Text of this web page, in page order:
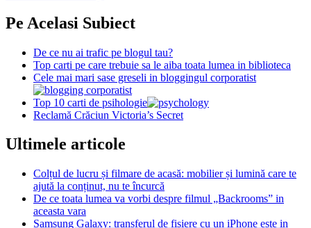
Pe Acelasi Subiect
De ce nu ai trafic pe blogul tau?
Top carti pe care trebuie sa le aiba toata lumea in biblioteca
Cele mai mari sase greseli in bloggingul corporatist
Top 10 carti de psihologie
Reclamă Crăciun Victoria’s Secret
Ultimele articole
Colțul de lucru și filmare de acasă: mobilier și lumină care te
ajută la conținut, nu te încurcă
De ce toata lumea va vorbi despre filmul „Backrooms” in
aceasta vara
Samsung Galaxy: transferul de fisiere cu un iPhone este in